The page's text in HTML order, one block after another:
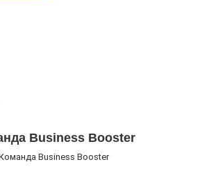
Business Booster
Business Booster